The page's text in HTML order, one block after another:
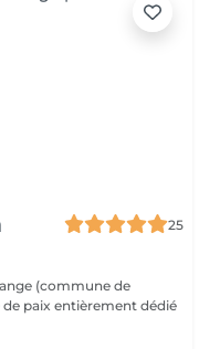
25
(commune de
paix entièrement dédié